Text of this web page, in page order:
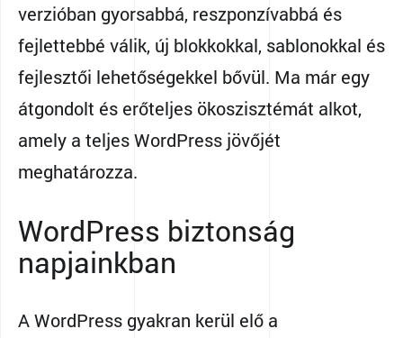
verzióban gyorsabbá, reszponzívabbá és
fejlettebbé válik, új blokkokkal, sablonokkal és
fejlesztői lehetőségekkel bővül. Ma már egy
átgondolt és erőteljes ökoszisztémát alkot,
amely a teljes WordPress jövőjét
meghatározza.
WordPress biztonság
napjainkban
A WordPress gyakran kerül elő a